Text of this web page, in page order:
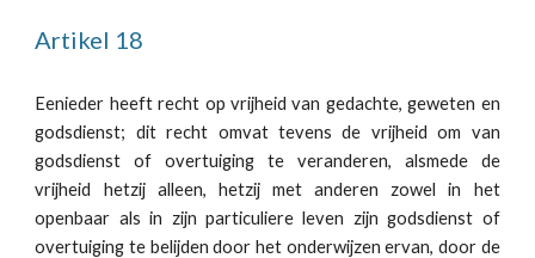
Artikel 18
Eenieder heeft recht op vrijheid van gedachte, geweten en
godsdienst; dit recht omvat tevens de vrijheid om van
godsdienst of overtuiging te veranderen, alsmede de
vrijheid hetzij alleen, hetzij met anderen zowel in het
openbaar als in zijn particuliere leven zijn godsdienst of
overtuiging te belijden door het onderwijzen ervan, door de